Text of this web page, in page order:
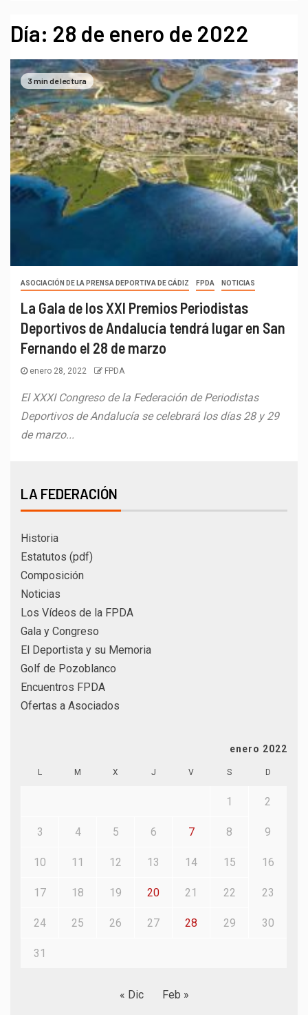
Día: 28 de enero de 2022
3 min de lectura
ASOCIACIÓN DE LA PRENSA DEPORTIVA DE CÁDIZ FPDA NOTICIAS
La Gala de los XXI Premios Periodistas
Deportivos de Andalucía tendrá lugar en San
Fernando el 28 de marzo
enero 28, 2022 FPDA
El XXXI Congreso de la Federación de Periodistas
Deportivos de Andalucía se celebrará los días 28 y 29
de marzo...
LA FEDERACIÓN
Historia
Estatutos (pdf)
Composición
Noticias
Los Vídeos de la FPDA
Gala y Congreso
El Deportista y su Memoria
Golf de Pozoblanco
Encuentros FPDA
Ofertas a Asociados
enero 2022
L M X J V S D
1 2
3 4 5 6 7 8 9
10 11 12 13 14 15 16
17 18 19 20 21 22 23
24 25 26 27 28 29 30
31
« Dic Feb »